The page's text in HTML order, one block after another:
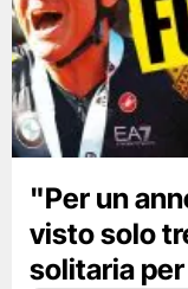
"Per un
visto solo
solitaria